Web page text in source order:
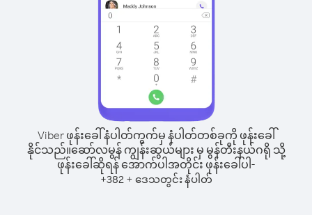
Viber ဖုန်းခေါ်နံပါတ်ကွက်မှ နံပါတ်တစ်ခုကို ဖုန်းခေါ်
နိုင်သည်။ဆော်လမွန် ကျွန်းဆွယ်များ မှ မွန်တီးနယ်ဂရို သို့
ဖုန်းခေါ်ဆိုရန် အောက်ပါအတိုင်း ဖုန်းခေါ်ပါ-
+382+ ဒေသတွင်း နံပါတ်